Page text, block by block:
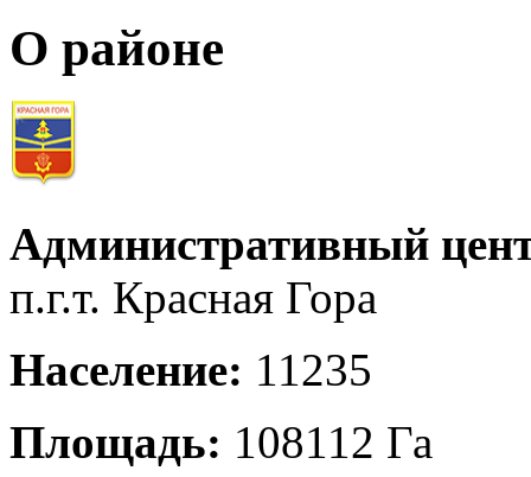
О районе
Административный
п.г.т. Красная Гора
Население: 11235
Площадь: 108112 Га